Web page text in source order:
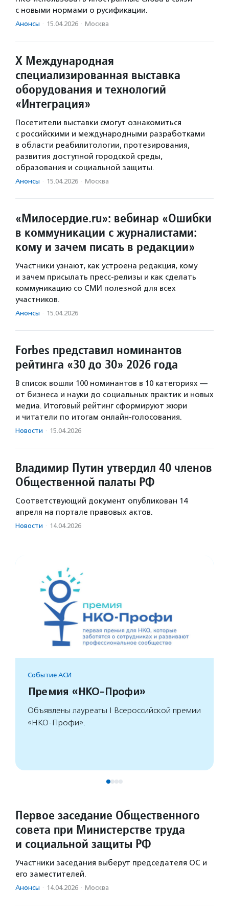
с новыми нормами о русификации.
Анонсы · 15.04.2026 · Москва
X Международная
специализированная выставка
оборудования и технологий
«Интеграция»
Посетители выставки смогут ознакомиться
с российскими и международными разработками
в области реабилитологии, протезирования,
развития доступной городской среды,
образования и социальной защиты.
Анонсы · 15.04.2026 · Москва
«Милосердие.ru»: вебинар «Ошибки
в коммуникации с журналистами:
кому и зачем писать в редакции»
Участники узнают, как устроена редакция, кому
и зачем присылать пресс-релизы и как сделать
коммуникацию со СМИ полезной для всех
участников.
Анонсы · 15.04.2026
Forbes представил номинантов
рейтинга «30 до 30» 2026 года
В список вошли 100 номинантов в 10 категориях —
от бизнеса и науки до социальных практик и новых
медиа. Итоговый рейтинг сформируют жюри
и читатели по итогам онлайн-голосования.
Новости · 15.04.2026
Владимир Путин утвердил 40 членов
Общественной палаты РФ
Соответствующий документ опубликован 14
апреля на портале правовых актов.
Новости · 14.04.2026
Событие АСИ
Премия «НКО-Профи»
Объявлены лауреаты I Всероссийской премии
«НКО-Профи».
Первое заседание Общественного
совета при Министерстве труда
и социальной защиты РФ
Участники заседания выберут председателя ОС и
его заместителей.
Анонсы · 14.04.2026 · Москва